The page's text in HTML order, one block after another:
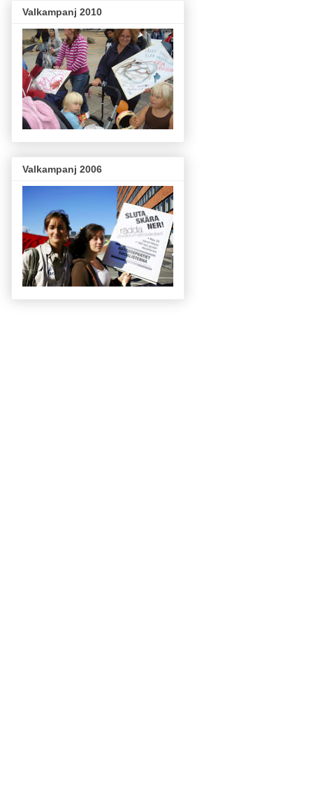
Valkampanj 2010
Valkampanj 2006